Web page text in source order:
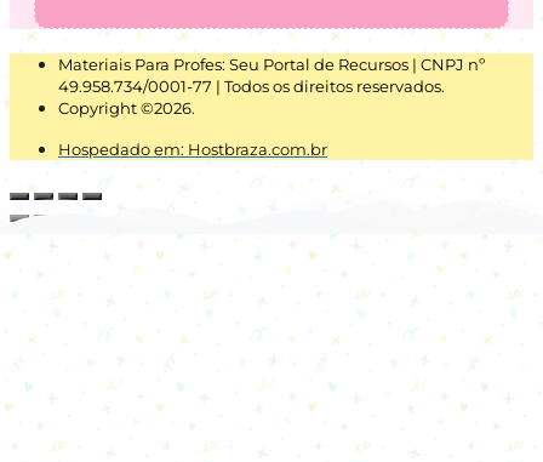
Materiais Para Profes: Seu Portal de Recursos | CNPJ nº
49.958.734/0001-77 | Todos os direitos reservados.
Copyright ©2026.
Hospedado em: Hostbraza.com.br